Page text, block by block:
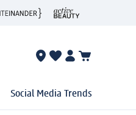
Social Media Trends